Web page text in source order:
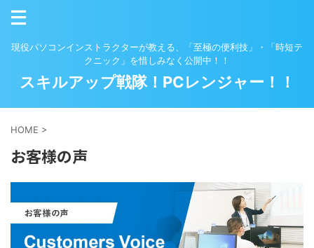
現役パソコンインストラクターが教える、「至極の便利技」・「時短テ
クニック」を惜しみなく公開中！！
スキルアップ戦隊！PCレンジャー！！
HOME >
お客様の声